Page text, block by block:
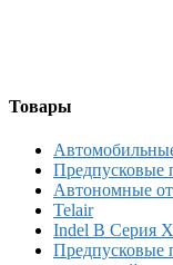
Товары
Предпусковые
Автономные
Telair
Indel B Серия X
Предпусковые